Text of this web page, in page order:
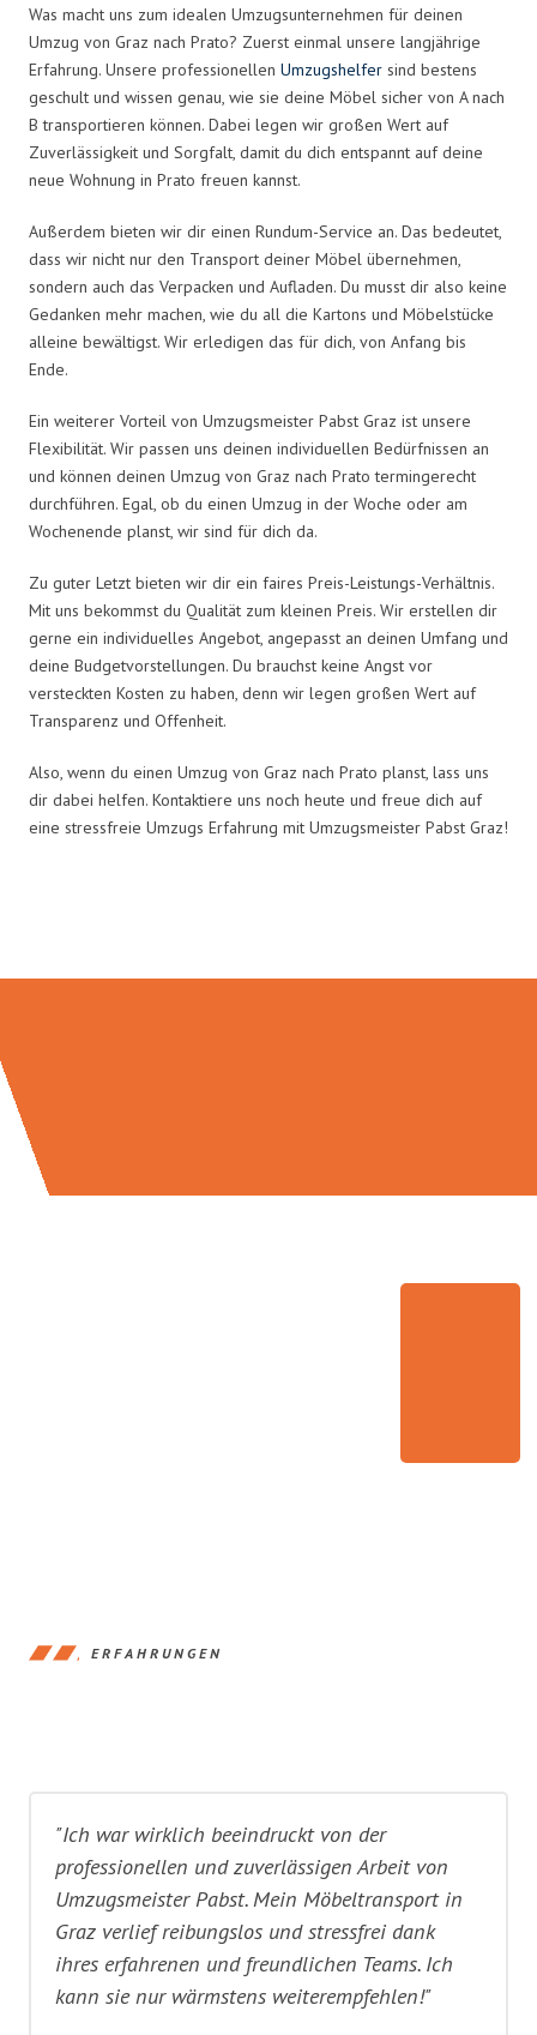
Was macht uns zum idealen Umzugsunternehmen für deinen
Umzug von Graz nach Prato? Zuerst einmal unsere langjährige
Erfahrung. Unsere professionellen Umzugshelfer sind bestens
geschult und wissen genau, wie sie deine Möbel sicher von A nach
B transportieren können. Dabei legen wir großen Wert auf
Zuverlässigkeit und Sorgfalt, damit du dich entspannt auf deine
neue Wohnung in Prato freuen kannst.
Außerdem bieten wir dir einen Rundum-Service an. Das bedeutet,
dass wir nicht nur den Transport deiner Möbel übernehmen,
sondern auch das Verpacken und Aufladen. Du musst dir also keine
Gedanken mehr machen, wie du all die Kartons und Möbelstücke
alleine bewältigst. Wir erledigen das für dich, von Anfang bis
Ende.
Ein weiterer Vorteil von Umzugsmeister Pabst Graz ist unsere
Flexibilität. Wir passen uns deinen individuellen Bedürfnissen an
und können deinen Umzug von Graz nach Prato termingerecht
durchführen. Egal, ob du einen Umzug in der Woche oder am
Wochenende planst, wir sind für dich da.
Zu guter Letzt bieten wir dir ein faires Preis-Leistungs-Verhältnis.
Mit uns bekommst du Qualität zum kleinen Preis. Wir erstellen dir
gerne ein individuelles Angebot, angepasst an deinen Umfang und
deine Budgetvorstellungen. Du brauchst keine Angst vor
versteckten Kosten zu haben, denn wir legen großen Wert auf
Transparenz und Offenheit.
Also, wenn du einen Umzug von Graz nach Prato planst, lass uns
dir dabei helfen. Kontaktiere uns noch heute und freue dich auf
eine stressfreie Umzugs Erfahrung mit Umzugsmeister Pabst Graz!
ERFAHRUNGEN
"Ich war wirklich beeindruckt von der
professionellen und zuverlässigen Arbeit von
Umzugsmeister Pabst. Mein Möbeltransport in
Graz verlief reibungslos und stressfrei dank
ihres erfahrenen und freundlichen Teams. Ich
kann sie nur wärmstens weiterempfehlen!"